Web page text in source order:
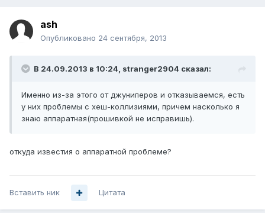
ash
Опубликовано 24 сентября, 2013
В 24.09.2013 в 10:24, stranger2904 сказал:
Именно из-за этого от джуниперов и отказываемся, есть
у них проблемы с хеш-коллизиями, причем насколько я
знаю аппаратная(прошивкой не исправишь).
откуда известия о аппаратной проблеме?
Вставить ник Цитата